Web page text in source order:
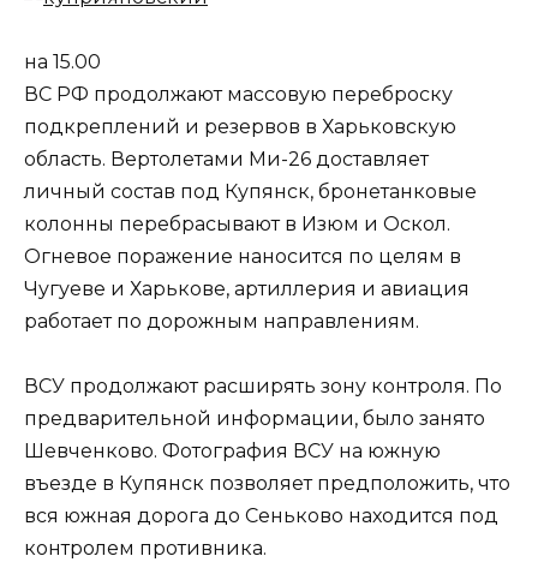
на 15.00
ВС РФ продолжают массовую переброску
подкреплений и резервов в Харьковскую
область. Вертолетами Ми-26 доставляет
личный состав под Купянск, бронетанковые
колонны перебрасывают в Изюм и Оскол.
Огневое поражение наносится по целям в
Чугуеве и Харькове, артиллерия и авиация
работает по дорожным направлениям.
ВСУ продолжают расширять зону контроля. По
предварительной информации, было занято
Шевченково. Фотография ВСУ на южную
въезде в Купянск позволяет предположить, что
вся южная дорога до Сеньково находится под
контролем противника.